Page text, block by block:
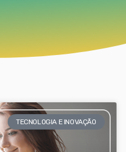
TECNOLOGIA E INOVAÇÃO